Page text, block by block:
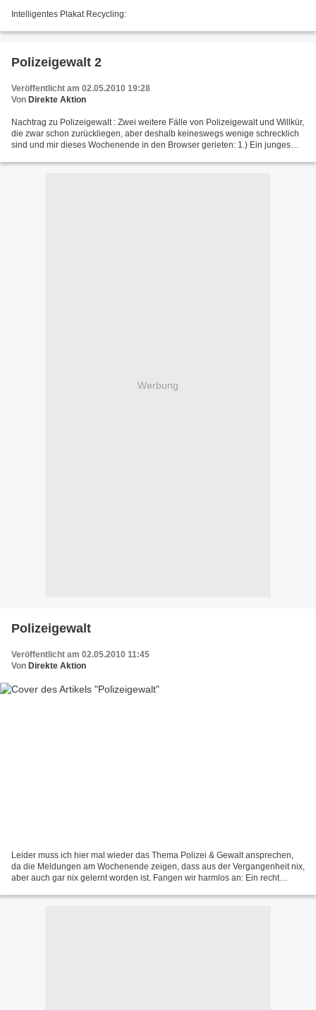
Intelligentes Plakat Recycling:
Polizeigewalt 2
Veröffentlicht am 02.05.2010 19:28
Von Direkte Aktion
Nachtrag zu Polizeigewalt : Zwei weitere Fälle von Polizeigewalt und Willkür,
die zwar schon zurückliegen, aber deshalb keineswegs wenige schrecklich
sind und mir dieses Wochenende in den Browser gerieten: 1.) Ein junges
Werbung
Polizeigewalt
Veröffentlicht am 02.05.2010 11:45
Von Direkte Aktion
Leider muss ich hier mal wieder das Thema Polizei & Gewalt ansprechen,
da die Meldungen am Wochenende zeigen, dass aus der Vergangenheit nix,
aber auch gar nix gelernt worden ist. Fangen wir harmlos an: Ein recht